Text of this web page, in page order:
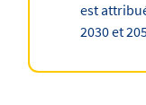
est
2030 et